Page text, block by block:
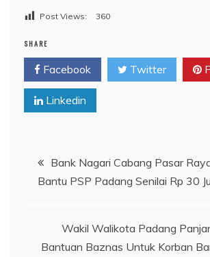
Post Views: 360
SHARE
Facebook Twitter
Linkedin
Navigasi
pos
Bank Nagari Cabang Pasar
Bantu PSP Padang Senilai Rp 30
Wakil Walikota Padang
Bantuan Baznas Untuk Korban